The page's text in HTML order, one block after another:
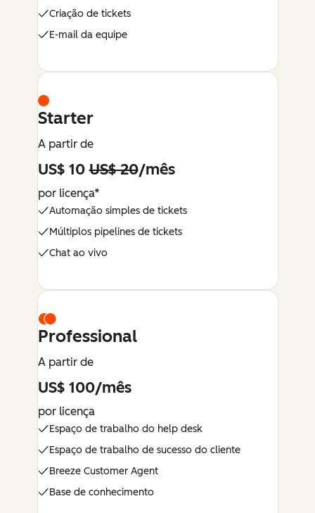
Criação de tickets
E-mail da equipe
Starter
A partir de
US$ 10US$ 20/mês
por licença*
Automação simples de tickets
Múltiplos pipelines de tickets
Chat ao vivo
Professional
A partir de
US$ 100/mês
por licença
Espaço de trabalho do help desk
Espaço de trabalho de sucesso do cliente
Breeze Customer Agent
Base de conhecimento